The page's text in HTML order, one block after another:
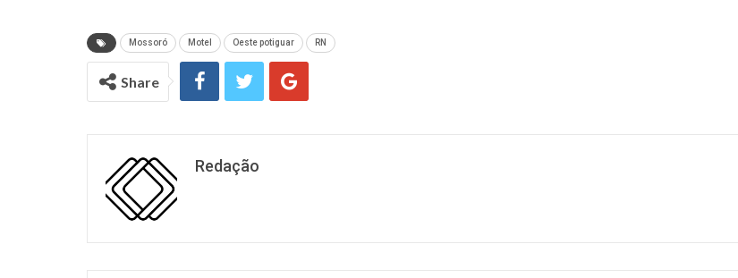
Mossoró Motel Oeste potiguar RN
Share
Redação